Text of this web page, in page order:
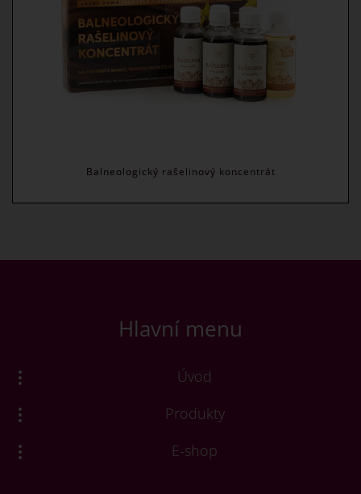
Balneologický rašelinový koncentrát
Hlavní menu
Úvod
Produkty
E-shop